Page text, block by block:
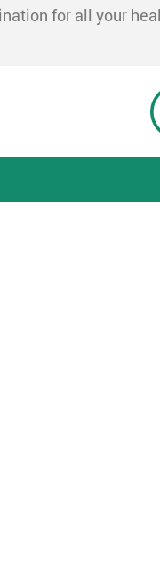
for all your